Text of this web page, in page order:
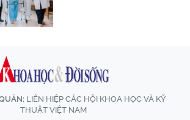
LIÊN HIỆP CÁC HỘI KHOA HỌC VÀ KỸ
THUẬT VIỆT NAM